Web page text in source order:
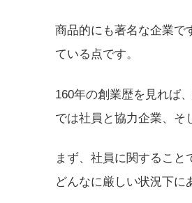
商品的にも著名な企業で
ている点です。
160年の創業歴を見れば
では社員と協力企業、そ
まず、社員に関すること
どんなに厳しい状況下に